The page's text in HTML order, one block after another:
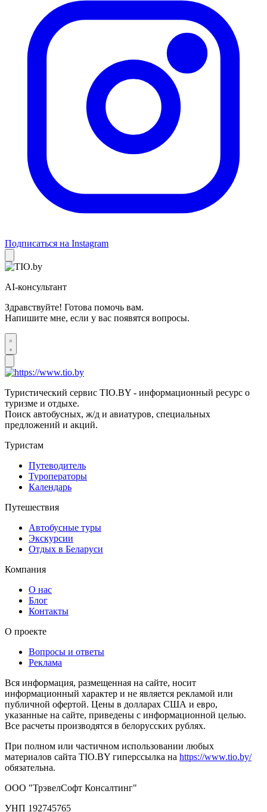
Подписаться на Instagram
AI-консультант
Здравствуйте! Готова помочь вам.
Напишите мне, если у вас появятся вопросы.
Туристический сервис TIO.BY - информационный ресурс о
туризме и отдыхе.
Поиск автобусных, ж/д и авиатуров, специальных
предложений и акций.
Туристам
Путеводитель
Туроператоры
Календарь
Путешествия
Автобусные туры
Экскурсии
Отдых в Беларуси
Компания
О нас
Блог
Контакты
О проекте
Вопросы и ответы
Реклама
Вся информация, размещенная на сайте, носит
информационный характер и не является рекламой или
публичной офертой. Цены в долларах США и евро,
указанные на сайте, приведены с информационной целью.
Все расчеты производятся в белорусских рублях.
При полном или частичном использовании любых
материалов сайта TIO.BY гиперссылка на https://www.tio.by/
обязательна.
ООО "ТрэвелСофт Консалтинг"
УНП 192745765